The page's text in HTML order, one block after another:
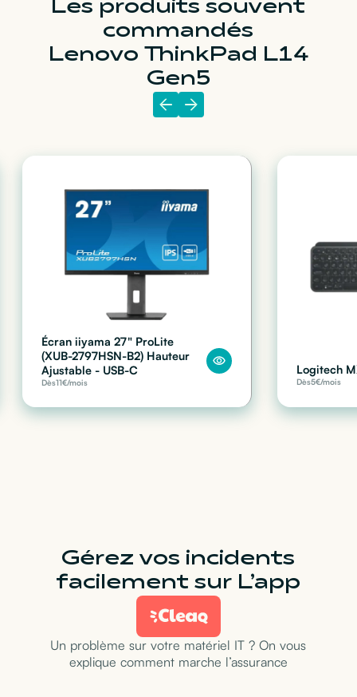
Les produits souvent
commandés
Lenovo ThinkPad L14
Gen5
Écran iiyama 27" ProLite
(XUB-2797HSN-B2) Hauteur
Ajustable - USB-C
Dès11€/mois
Logitech
Dès5€/mois
Gérez vos incidents
facilement sur L’app
Un problème sur votre matériel IT ? On vous
explique comment marche l’assurance